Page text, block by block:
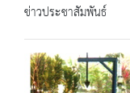
ข่าวประชาสัมพันธ์